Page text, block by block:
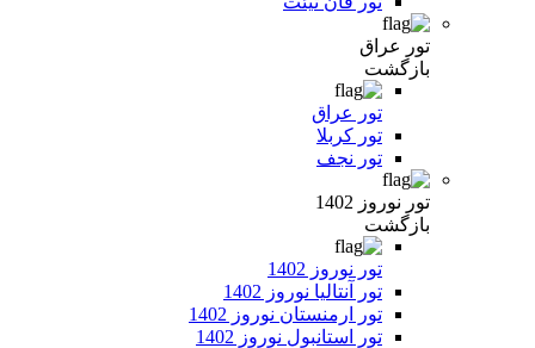
تور عراق
بازگشت
تور عراق
تور کربلا
تور نجف
تور نوروز 1402
بازگشت
تور نوروز 1402
تور آنتالیا نوروز 1402
تور ارمنستان نوروز 1402
تور استانبول نوروز 1402